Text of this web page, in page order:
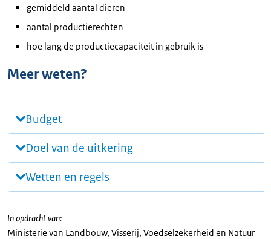
gemiddeld aantal dieren
aantal productierechten
hoe lang de productiecapaciteit in gebruik is
Meer weten?
Budget
Doel van de uitkering
Wetten en regels
In opdracht van:
Ministerie van Landbouw, Visserij, Voedselzekerheid en Natuur